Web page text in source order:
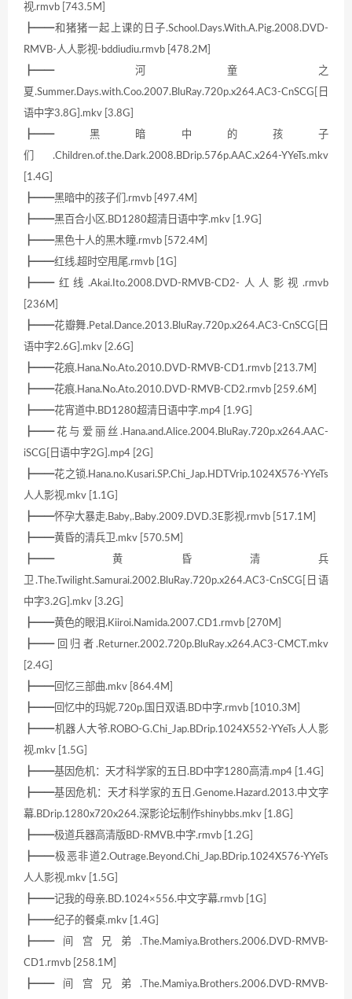
视.rmvb [743.5M]
┣━━和猪猪一起上课的日子.School.Days.With.A.Pig.2008.DVD-
RMVB-人人影视-bddiudiu.rmvb [478.2M]
┣━━河童之
夏.Summer.Days.with.Coo.2007.BluRay.720p.x264.AC3-CnSCG[日
语中字3.8G].mkv [3.8G]
┣━━黑暗中的孩子
们.Children.of.the.Dark.2008.BDrip.576p.AAC.x264-YYeTs.mkv
[1.4G]
┣━━黑暗中的孩子们.rmvb [497.4M]
┣━━黑百合小区.BD1280超清日语中字.mkv [1.9G]
┣━━黑色十人的黑木瞳.rmvb [572.4M]
┣━━红线.超时空甩尾.rmvb [1G]
┣━━红线.Akai.Ito.2008.DVD-RMVB-CD2-人人影视.rmvb
[236M]
┣━━花瓣舞.Petal.Dance.2013.BluRay.720p.x264.AC3-CnSCG[日
语中字2.6G].mkv [2.6G]
┣━━花痕.Hana.No.Ato.2010.DVD-RMVB-CD1.rmvb [213.7M]
┣━━花痕.Hana.No.Ato.2010.DVD-RMVB-CD2.rmvb [259.6M]
┣━━花宵道中.BD1280超清日语中字.mp4 [1.9G]
┣━━花与爱丽丝.Hana.and.Alice.2004.BluRay.720p.x264.AAC-
iSCG[日语中字2G].mp4 [2G]
┣━━花之锁.Hana.no.Kusari.SP.Chi_Jap.HDTVrip.1024X576-YYeTs
人人影视.mkv [1.1G]
┣━━怀孕大暴走.Baby,.Baby.2009.DVD.3E影视.rmvb [517.1M]
┣━━黄昏的清兵卫.mkv [570.5M]
┣━━黄昏清兵
卫.The.Twilight.Samurai.2002.BluRay.720p.x264.AC3-CnSCG[日语
中字3.2G].mkv [3.2G]
┣━━黄色的眼泪.Kiiroi.Namida.2007.CD1.rmvb [270M]
┣━━回归者.Returner.2002.720p.BluRay.x264.AC3-CMCT.mkv
[2.4G]
┣━━回忆三部曲.mkv [864.4M]
┣━━回忆中的玛妮.720p.国日双语.BD中字.rmvb [1010.3M]
┣━━机器人大爷.ROBO-G.Chi_Jap.BDrip.1024X552-YYeTs人人影
视.mkv [1.5G]
┣━━基因危机：天才科学家的五日.BD中字1280高清.mp4 [1.4G]
┣━━基因危机：天才科学家的五日.Genome.Hazard.2013.中文字
幕.BDrip.1280x720x264.深影论坛制作shinybbs.mkv [1.8G]
┣━━极道兵器高清版BD-RMVB.中字.rmvb [1.2G]
┣━━极恶非道2.Outrage.Beyond.Chi_Jap.BDrip.1024X576-YYeTs
人人影视.mkv [1.5G]
┣━━记我的母亲.BD.1024×556.中文字幕.rmvb [1G]
┣━━纪子的餐桌.mkv [1.4G]
┣━━间宫兄弟.The.Mamiya.Brothers.2006.DVD-RMVB-
CD1.rmvb [258.1M]
┣━━间宫兄弟.The.Mamiya.Brothers.2006.DVD-RMVB-